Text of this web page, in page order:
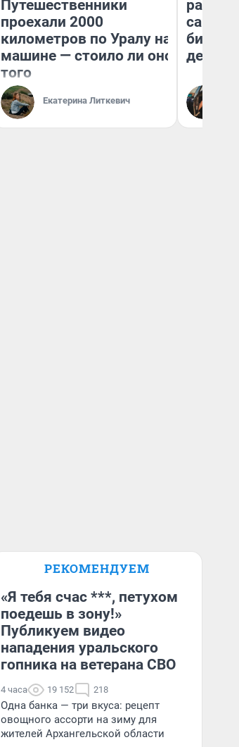
Путешественники
проехали 2000
километров по Уралу на
машине — стоило ли оно
того
Екатерина Литкевич
самом
РЕКОМЕНДУЕМ
«Я тебя счас ***, петухом
поедешь в зону!»
Публикуем видео
нападения уральского
гопника на ветерана СВО
4 часа 19 152 218
Одна банка — три вкуса: рецепт
овощного ассорти на зиму для
жителей Архангельской области